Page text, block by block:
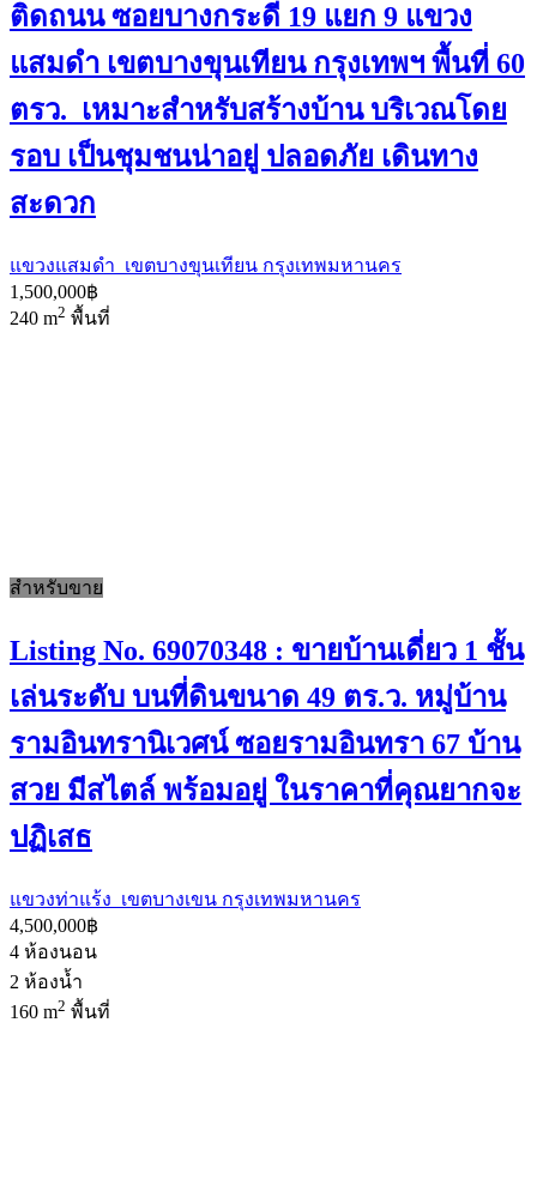
ติดถนน ซอยบางกระดี่ 19 แยก 9 แขวง
แสมดำ เขตบางขุนเทียน กรุงเทพฯ พื้นที่ 60
ตรว. เหมาะสำหรับสร้างบ้าน บริเวณโดย
รอบ เป็นชุมชนน่าอยู่ ปลอดภัย เดินทาง
สะดวก
แขวงแสมดำ เขตบางขุนเทียน กรุงเทพมหานคร
1,500,000฿
240 m2 พื้นที่
สำหรับขาย
Listing No. 69070348 : ขายบ้านเดี่ยว 1 ชั้น
เล่นระดับ บนที่ดินขนาด 49 ตร.ว. หมู่บ้าน
รามอินทรานิเวศน์ ซอยรามอินทรา 67 บ้าน
สวย มีสไตล์ พร้อมอยู่ ในราคาที่คุณยากจะ
ปฏิเสธ
แขวงท่าแร้ง เขตบางเขน กรุงเทพมหานคร
4,500,000฿
4 ห้องนอน
2 ห้องน้ำ
160 m2 พื้นที่